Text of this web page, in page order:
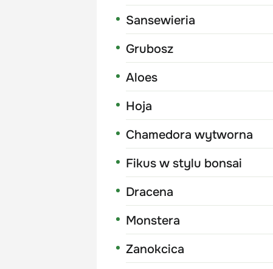
Sansewieria
Grubosz
Aloes
Hoja
Chamedora wytworna
Fikus w stylu bonsai
Dracena
Monstera
Zanokcica